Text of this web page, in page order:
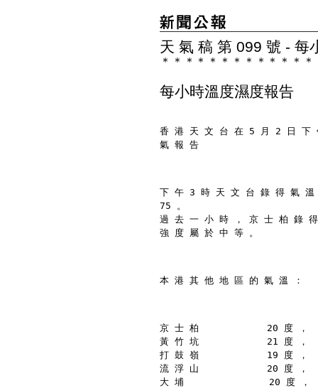
天 氣 稿 第 099 號 - 每
＊ ＊ ＊ ＊ ＊ ＊ ＊ ＊ ＊ ＊ ＊ ＊ ＊
每小時溫度濕度報告
香 港 天 文 台 在 5 月 2 日 下
氣 報 告
下 午 3 時 天 文 台 錄 得 氣
75 。
過 去 一 小 時 ， 京 士 柏 錄
強 度 屬 於 中 等 。
本 港 其 他 地 區 的 氣 溫 ：
京 士 柏            20 度 ，
黃 竹 坑            21 度 ，
打 鼓 嶺            19 度 ，
流 浮 山            20 度 ，
大 埔               20 度 ，